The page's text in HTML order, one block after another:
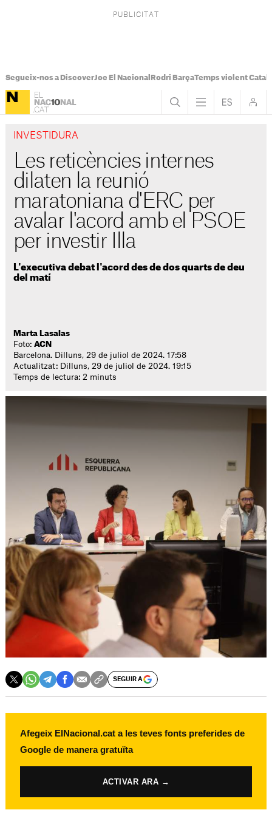
Segueix-nos a DiscoverJoc El Nacional Rodri BarçaTemps violent
INVESTIDURA
Les reticències internes
dilaten la reunió
maratoniana d'ERC per
avalar l'acord amb el PSOE
per investir Illa
L'executiva debat l'acord des de dos quarts de deu
del matí
Marta Lasalas
Foto:ACN
Barcelona. Dilluns, 29 de juliol de 2024. 17:58
Actualitzat: Dilluns, 29 de juliol de 2024. 19:15
Temps de lectura: 2 minuts
SEGUIR A
Afegeix ElNacional.cat a les teves fonts preferides de
Google de manera gratuïta
ACTIVAR ARA →